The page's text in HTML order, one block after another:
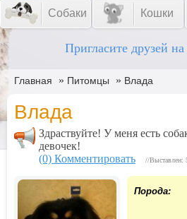
Собаки Кошки
Пригласите друзей на
Главная » Питомцы » Влада
Влада
Здраствуйте! У меня есть
девочек!
(0) Комментировать
//Выставлен:
Порода: